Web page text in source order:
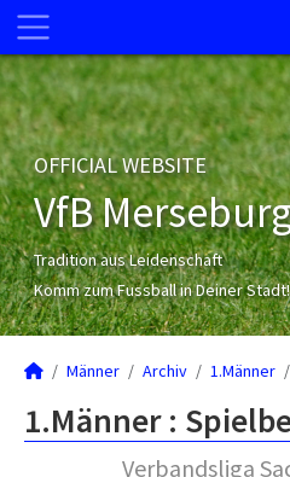
OFFICIAL WEBSITE
VfB
Tradition aus Leidenschaft
Komm zum Fussball in Deiner Stadt!
Männer Archiv 1.Männer
1.Männer :
Verbandsliga